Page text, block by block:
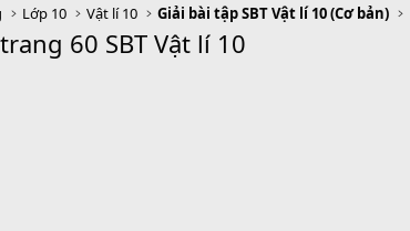
Lớp 10 Vật lí 10 Giải bài tập SBT Vật lí 10 (Cơ bản)
60 SBT Vật lí 10